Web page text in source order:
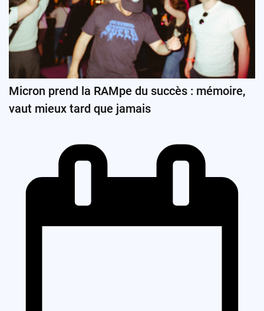
Micron prend la RAMpe du succès : mémoire,
vaut mieux tard que jamais